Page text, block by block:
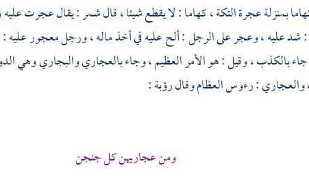
بمنزلة عجرة التكة ، كهاما : لا يقطع شيئا ، قالشمر: يقال عجرت
عليه ، وعجر على الرجل : ألح عليه في أخذ ماله ، ورجل معجور عليه
بالكذب ، وقيل : هو الأمر العظيم ، وجاء بالعجاري والبجاري وهي
: رءوس العظام وقالرؤبة:
ومن عجاريهن كل جنجن